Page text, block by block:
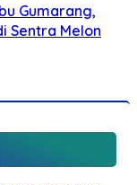
Gumarang,
Sentra Melon